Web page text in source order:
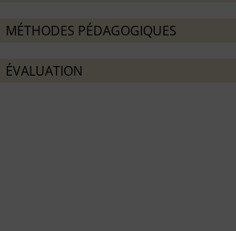
MÉTHODES PÉDAGOGIQUES
ÉVALUATION